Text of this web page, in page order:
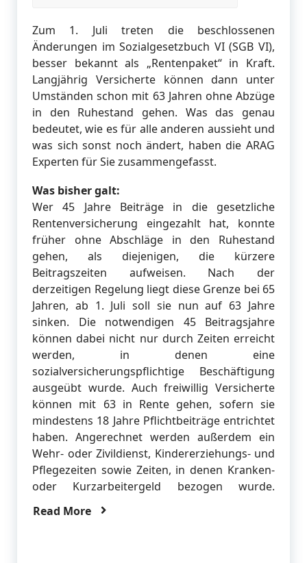
Zum 1. Juli treten die beschlossenen
Änderungen im Sozialgesetzbuch VI (SGB VI),
besser bekannt als „Rentenpaket“ in Kraft.
Langjährig Versicherte können dann unter
Umständen schon mit 63 Jahren ohne Abzüge
in den Ruhestand gehen. Was das genau
bedeutet, wie es für alle anderen aussieht und
was sich sonst noch ändert, haben die ARAG
Experten für Sie zusammengefasst.
Was bisher galt:
Wer 45 Jahre Beiträge in die gesetzliche
Rentenversicherung eingezahlt hat, konnte
früher ohne Abschläge in den Ruhestand
gehen, als diejenigen, die kürzere
Beitragszeiten aufweisen. Nach der
derzeitigen Regelung liegt diese Grenze bei 65
Jahren, ab 1. Juli soll sie nun auf 63 Jahre
sinken. Die notwendigen 45 Beitragsjahre
können dabei nicht nur durch Zeiten erreicht
werden, in denen eine
sozialversicherungspflichtige Beschäftigung
ausgeübt wurde. Auch freiwillig Versicherte
können mit 63 in Rente gehen, sofern sie
mindestens 18 Jahre Pflichtbeiträge entrichtet
haben. Angerechnet werden außerdem ein
Wehr- oder Zivildienst, Kindererziehungs- und
Pflegezeiten sowie Zeiten, in denen Kranken-
oder Kurzarbeitergeld bezogen wurde.
Read More